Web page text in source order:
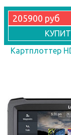
205900 руб
Картплоттер